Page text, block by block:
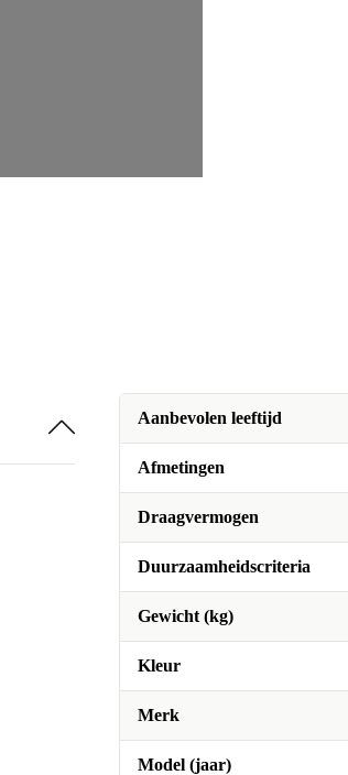
Aanbevolen leeftijd
Afmetingen
Draagvermogen
Duurzaamheidscriteria
Gewicht (kg)
Kleur
Merk
Model (jaar)